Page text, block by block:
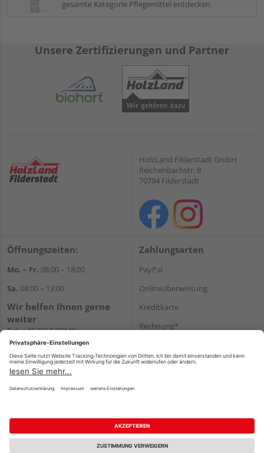
gesamte Kategorie Pflegemittel entdecken
Unsere Zertifizierungen und Partner
HolzLand Filderstadt GmbH
Reichenbachstr. 8
70794 Filderstadt
Öffnungszeiten:
Mo. – Fr. 08:00 – 18:00
Sa. 08:00 – 13:00
Wir helfen Ihnen gerne
weiter
Tel.:+49 7157 88240
E-Mail:shop@holzland-
filderstadt.de
Zahlungsarten
PayPal
Onlineüberweisung
Kreditkarte
Rechnung*
Versand
Impressum AGB Widerruf
Datenschutz
Reservierungsbedingungen
Vertrag widerrufen